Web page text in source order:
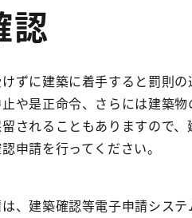
認
ずに建築に着手すると罰則
や是正命令、さらには建築
されることもありますので
申請を行ってください。
、建築確認等電子申請システ